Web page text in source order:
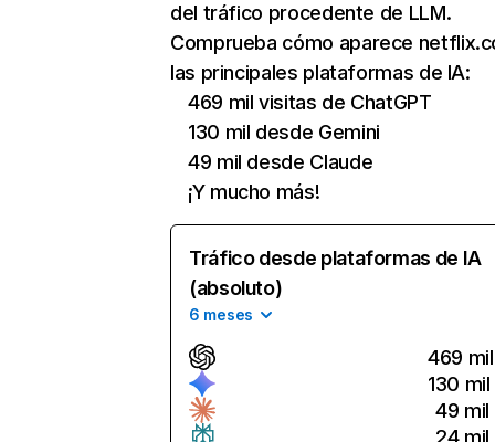
del tráfico procedente de LLM.
Comprueba cómo aparece
las principales plataformas de IA:
469 mil visitas de ChatGPT
130 mil desde Gemini
49 mil desde Claude
¡Y mucho más!
Tráfico desde plataformas de IA
(absoluto)
6 meses
469 mil
130 mil
49 mil
24 mil